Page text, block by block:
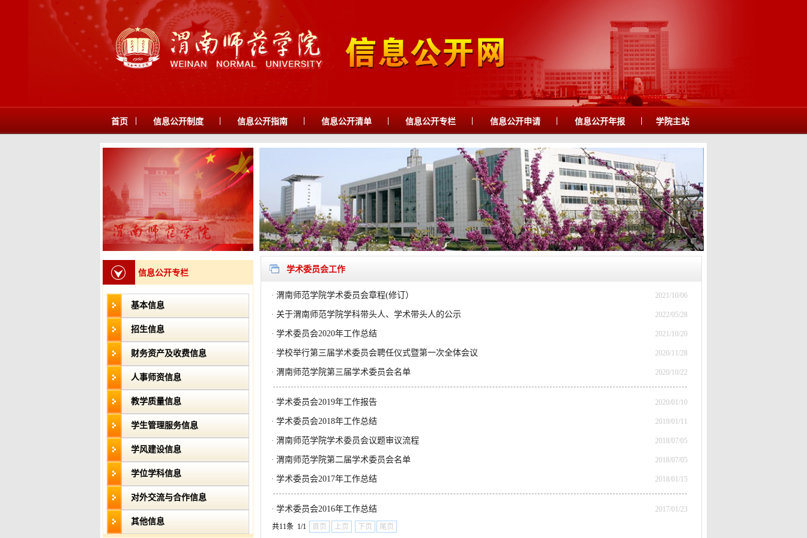
首页 信息公开制度 信息公开指南 信息公开清单 信息公开专栏 信息公开申请 信息公开年报 学院主站
信息公开专栏
基本信息
招生信息
财务资产及收费信息
人事师资信息
教学质量信息
学生管理服务信息
学风建设信息
学位学科信息
对外交流与合作信息
其他信息
学术委员会工作
· 渭南师范学院学术委员会章程(修订） 2021/10/06
· 关于渭南师范学院学科带头人、学术带头人的公示 2022/05/28
· 学术委员会2020年工作总结 2021/10/20
· 学校举行第三届学术委员会聘任仪式暨第一次全体会议 2020/11/28
· 渭南师范学院第三届学术委员会名单 2020/10/22
· 学术委员会2019年工作报告 2020/01/10
· 学术委员会2018年工作总结 2019/01/11
· 渭南师范学院学术委员会议题审议流程 2018/07/05
· 渭南师范学院第二届学术委员会名单 2018/07/05
· 学术委员会2017年工作总结 2018/01/15
· 学术委员会2016年工作总结 2017/01/23
共11条 1/1 首页 上页 下页 尾页